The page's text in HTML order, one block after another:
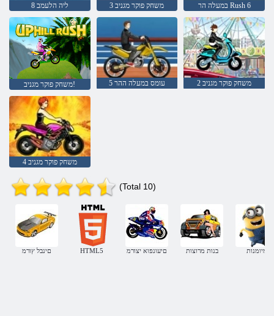
8 ליה הלעמב משחק פוקר מגניב 3 במעלה הר Rush 6
משחק פוקר מגניב! עומס במעלה ההר 5 משחק פוקר מגניב 2
משחק פוקר מגניב 4
(Total 10)
םינבל ץורמ HTML5 םיעונפוא יצורמ בנות מרוצות מיומנות